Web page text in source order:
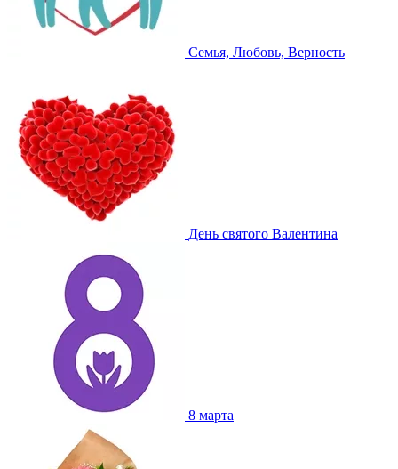
Семья, Любовь, Верность
День святого Валентина
8 марта